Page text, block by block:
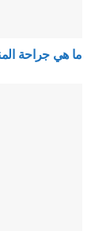
ما هي جراحة